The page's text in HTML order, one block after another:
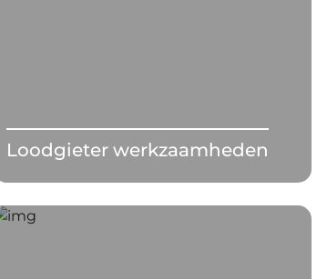
Loodgieter werkzaamheden